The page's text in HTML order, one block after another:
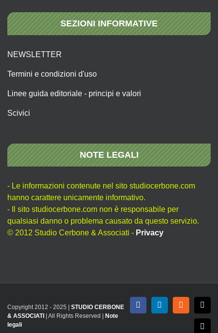
SEZIONI INFORMATIVE
NEWSLETTER
Termini e condizioni d'uso
Linee guida editoriale - principi e valori
Scivici
NOTE LEGALI
- Le informazioni contenute nel sito studiocerbone.com
hanno carattere unicamente informativo.
- Il sito studiocerbone.com non è responsabile per
qualsiasi danno o problema causato da questo servizio.
© 2012 Studio Cerbone & Associati - Privacy
Copyright 2012 - 2025 | STUDIO CERBONE
& ASSOCIATI | All Rights Reserved | Note
legali
FacebookLinkedInRss X